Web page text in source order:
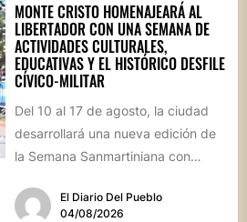
MONTE CRISTO HOMENAJEARÁ AL
LIBERTADOR CON UNA SEMANA DE
ACTIVIDADES CULTURALES,
EDUCATIVAS Y EL HISTÓRICO DESFILE
CÍVICO-MILITAR
Del 10 al 17 de agosto, la ciudad
desarrollará una nueva edición de
la Semana Sanmartiniana con
El Diario Del Pueblo
04/08/2026